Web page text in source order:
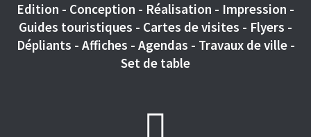
Edition - Conception - Réalisation - Impression -
Guides touristiques - Cartes de visites - Flyers -
Dépliants - Affiches - Agendas - Travaux de ville -
Set de table